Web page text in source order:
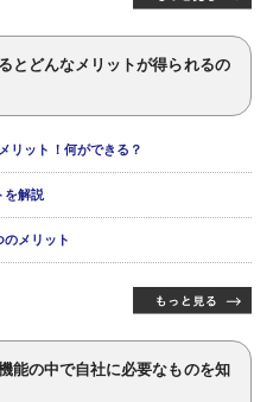
とどんなメリットが得られるの
リット！何ができる？
を解説
メリット
能の中で自社に必要なものを知